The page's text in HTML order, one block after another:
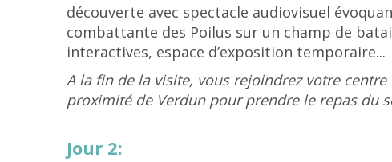
découverte avec spectacle audiovisuel
combattante des Poilus sur un champ de
interactives, espace d’exposition temporaire...
A la fin de la visite, vous rejoindrez votre
proximité de Verdun pour prendre le repas du
Jour 2: